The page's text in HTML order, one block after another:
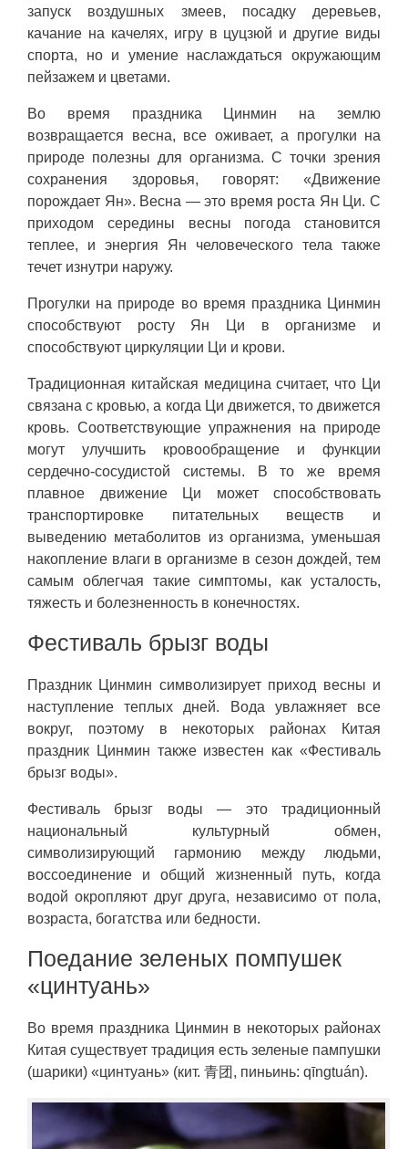
запуск воздушных змеев, посадку деревьев,
качание на качелях, игру в цуцзюй и другие виды
спорта, но и умение наслаждаться окружающим
пейзажем и цветами.
Во время праздника Цинмин на землю
возвращается весна, все оживает, а прогулки на
природе полезны для организма. С точки зрения
сохранения здоровья, говорят: «Движение
порождает Ян». Весна — это время роста Ян Ци. С
приходом середины весны погода становится
теплее, и энергия Ян человеческого тела также
течет изнутри наружу.
Прогулки на природе во время праздника Цинмин
способствуют росту Ян Ци в организме и
способствуют циркуляции Ци и крови.
Традиционная китайская медицина считает, что Ци
связана с кровью, а когда Ци движется, то движется
кровь. Соответствующие упражнения на природе
могут улучшить кровообращение и функции
сердечно-сосудистой системы. В то же время
плавное движение Ци может способствовать
транспортировке питательных веществ и
выведению метаболитов из организма, уменьшая
накопление влаги в организме в сезон дождей, тем
самым облегчая такие симптомы, как усталость,
тяжесть и болезненность в конечностях.
Фестиваль брызг воды
Праздник Цинмин символизирует приход весны и
наступление теплых дней. Вода увлажняет все
вокруг, поэтому в некоторых районах Китая
праздник Цинмин также известен как «Фестиваль
брызг воды».
Фестиваль брызг воды — это традиционный
национальный культурный обмен,
символизирующий гармонию между людьми,
воссоединение и общий жизненный путь, когда
водой окропляют друг друга, независимо от пола,
возраста, богатства или бедности.
Поедание зеленых помпушек
«цинтуань»
Во время праздника Цинмин в некоторых районах
Китая существует традиция есть зеленые пампушки
(шарики) «цинтуань» (кит. 青团, пиньинь: qīngtuán).